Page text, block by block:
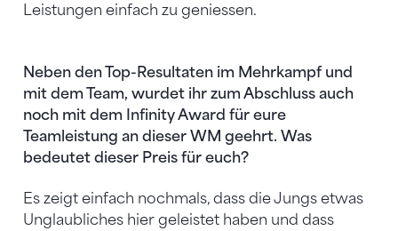
Leistungen einfach zu geniessen.
Neben den Top-Resultaten im Mehrkampf und
mit dem Team, wurdet ihr zum Abschluss auch
noch mit dem Infinity Award für eure
Teamleistung an dieser WM geehrt. Was
bedeutet dieser Preis für euch?
Es zeigt einfach nochmals, dass die Jungs etwas
Unglaubliches hier geleistet haben und dass